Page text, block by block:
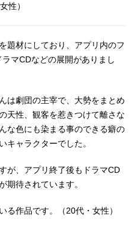
性）
題材にしており、アプリ内のフ
マCDなどの展開がありまし
は劇団の主宰で、大勢をまとめ
天性、観客を惹きつけて離さな
な色にも染まる事のできる癖の
キャラクターでした。
が、アプリ終了後もドラマCD
期待されています。
る作品です。（20代・女性）